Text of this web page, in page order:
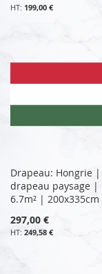
199,00 €
Drapeau: Hongrie |
drapeau paysage |
6.7m² | 200x335cm
297,00 €
249,58 €